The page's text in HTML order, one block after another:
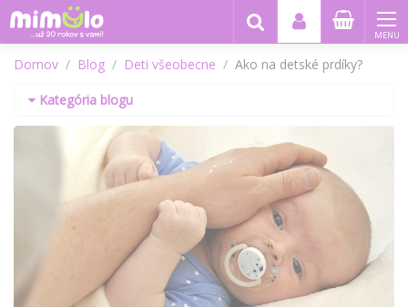
MENU
Domov Blog Deti všeobecne Ako na detské prdíky?
Kategória blogu